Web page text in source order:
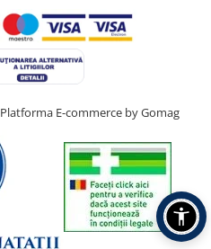
Platforma E-commerce by Gomag